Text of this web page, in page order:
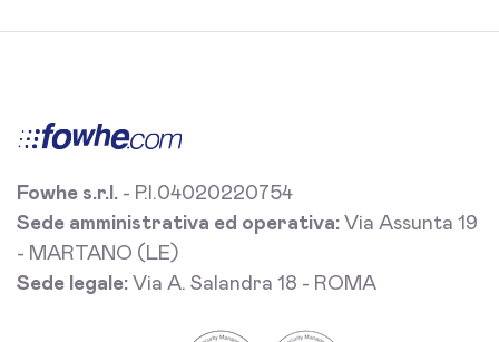
Fowhe s.r.l. - P.I.04020220754
Sede amministrativa ed operativa: Via Assunta 19
- MARTANO (LE)
Sede legale: Via A. Salandra 18 - ROMA